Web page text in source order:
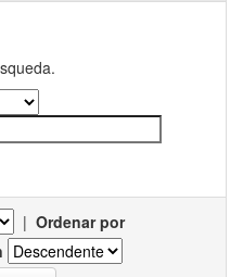
| Ordenar por